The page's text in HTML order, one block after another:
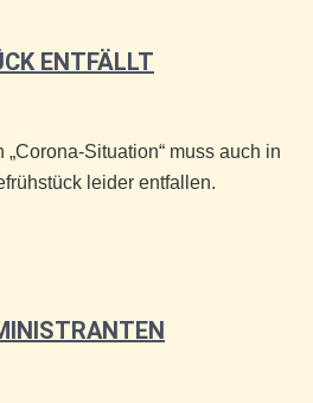
ENTFÄLLT
Situation“ muss auch in
leider entfallen.